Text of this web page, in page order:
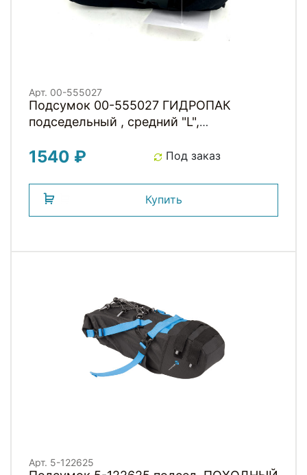
Арт. 00-555027
Подсумок 00-555027 ГИДРОПАК
подседельный , средний "L",
клипсовые застежки, черный HORST
1540 ₽ Под заказ
Купить
Арт. 5-122625